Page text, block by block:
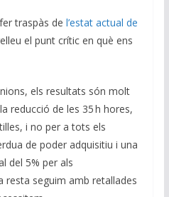
traspàs de l’estat actual de
el punt crític en què ens
els resultats són molt
reducció de les 35 h hores,
i no per a tots els
de poder adquisitiu i una
del 5% per als
resta seguim amb retallades